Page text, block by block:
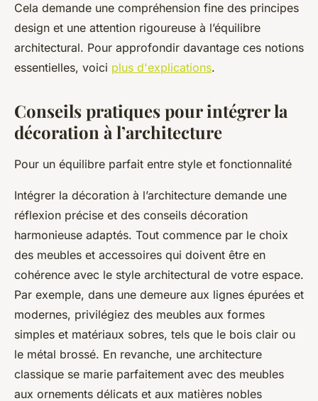
Cela demande une compréhension fine des principes
design et une attention rigoureuse à l’équilibre
architectural. Pour approfondir davantage ces notions
essentielles, voici plus d'explications.
Conseils pratiques pour intégrer la
décoration à l’architecture
Pour un équilibre parfait entre style et fonctionnalité
Intégrer la décoration à l’architecture demande une
réflexion précise et des conseils décoration
harmonieuse adaptés. Tout commence par le choix
des meubles et accessoires qui doivent être en
cohérence avec le style architectural de votre espace.
Par exemple, dans une demeure aux lignes épurées et
modernes, privilégiez des meubles aux formes
simples et matériaux sobres, tels que le bois clair ou
le métal brossé. En revanche, une architecture
classique se marie parfaitement avec des meubles
aux ornements délicats et aux matières nobles